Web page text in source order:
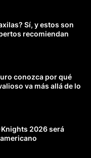
Sí, y estos son
recomiendan
conozca por qué
va más allá de lo
2026 será